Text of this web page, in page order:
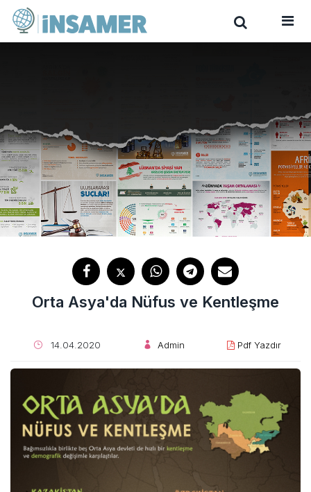
Orta Asya'da Nüfus ve Kentleşme
14.04.2020 Admin Pdf Yazdır